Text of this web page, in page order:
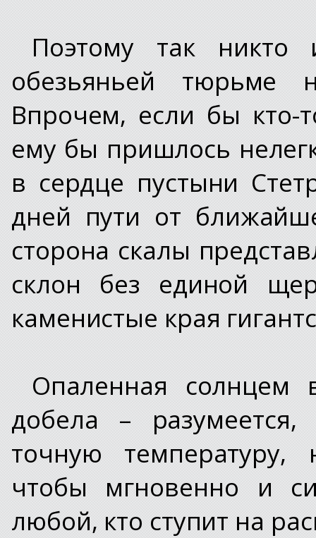
Поэтому так
обезьяньей тюрьме
Впрочем, если бы кто-
ему бы пришлось
в сердце пустыни
дней пути от
сторона скалы
склон без единой
каменистые края
Опаленная солнцем
добела –
точную температуру,
чтобы мгновенно и
любой, кто ступит на